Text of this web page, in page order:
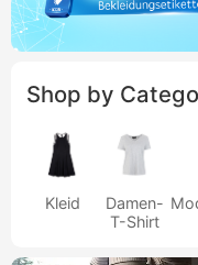
Shop by
Kleid
Damen-
T-Shirt